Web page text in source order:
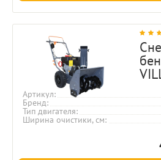
Артикул
Бренд
Тип двигателя
Ширина очистики, см